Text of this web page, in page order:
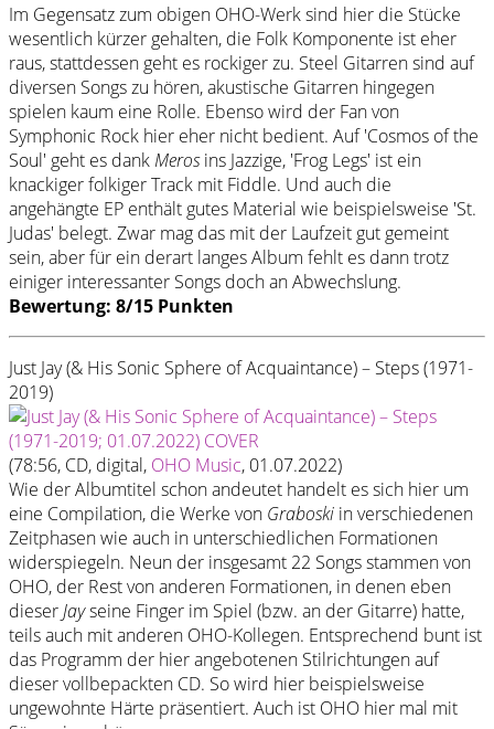
Im Gegensatz zum obigen OHO-Werk sind hier die Stücke
wesentlich kürzer gehalten, die Folk Komponente ist eher
raus, stattdessen geht es rockiger zu. Steel Gitarren sind auf
diversen Songs zu hören, akustische Gitarren hingegen
spielen kaum eine Rolle. Ebenso wird der Fan von
Symphonic Rock hier eher nicht bedient. Auf 'Cosmos of the
Soul' geht es dank Merosins Jazzige, 'Frog Legs' ist ein
knackiger folkiger Track mit Fiddle. Und auch die
angehängte EP enthält gutes Material wie beispielsweise 'St.
Judas' belegt. Zwar mag das mit der Laufzeit gut gemeint
sein, aber für ein derart langes Album fehlt es dann trotz
einiger interessanter Songs doch an Abwechslung.
Bewertung: 8/15 Punkten
Just Jay (& His Sonic Sphere of Acquaintance) – Steps (1971-
2019)
(78:56, CD, digital, OHO Music, 01.07.2022)
Wie der Albumtitel schon andeutet handelt es sich hier um
eine Compilation, die Werke von Graboski in verschiedenen
Zeitphasen wie auch in unterschiedlichen Formationen
widerspiegeln. Neun der insgesamt 22 Songs stammen von
OHO, der Rest von anderen Formationen, in denen eben
dieserJayseine Finger im Spiel (bzw. an der Gitarre) hatte,
teils auch mit anderen OHO-Kollegen. Entsprechend bunt ist
das Programm der hier angebotenen Stilrichtungen auf
dieser vollbepackten CD. So wird hier beispielsweise
ungewohnte Härte präsentiert. Auch ist OHO hier mal mit